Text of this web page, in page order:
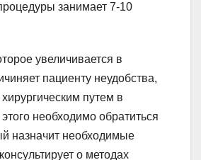
занимает 7-10
увеличивается в
пациенту неудобства,
путем в
необходимо обратиться
назначит необходимые
о методах